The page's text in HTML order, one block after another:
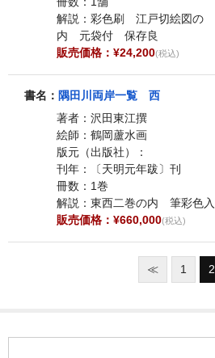
解説：彩色刷 江戸切絵図の
内 元袋付 保存良
販売価格：¥24,200(税込)
書名： 隅田川両岸一覧 西
著者：沢田東江撰
絵師：鶴岡蘆水画
版元（出版社）：
刊年：〔天明元年跋〕刊
冊数：1巻
解説：東西二巻の内 筆彩色入
販売価格：¥660,000(税込)
≪ 1 2